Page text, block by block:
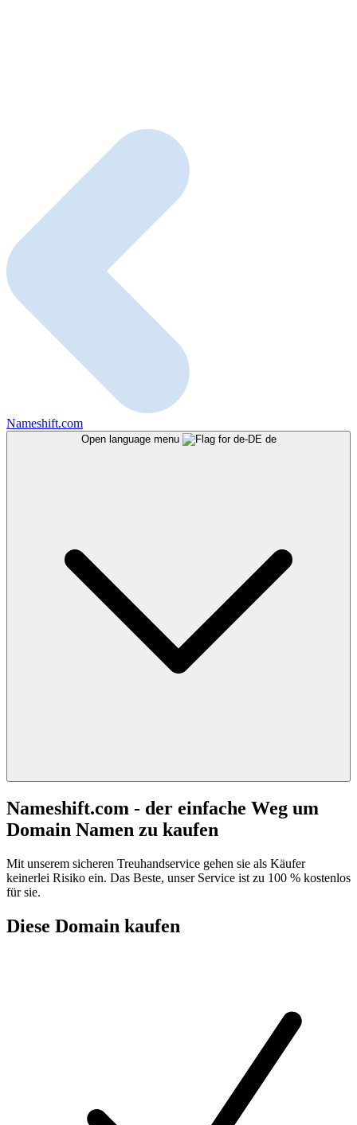
Nameshift.com
Open language menu de
Nameshift.com - der einfache Weg um
Domain Namen zu kaufen
Mit unserem sicheren Treuhandservice gehen sie als Käufer
keinerlei Risiko ein. Das Beste, unser Service ist zu 100 % kostenlos
für sie.
Diese Domain kaufen